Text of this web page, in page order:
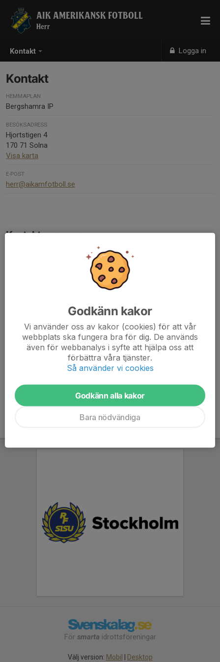
Kontakt Logga in
AIK AMERIKANSK FOTBOLL
Herr
Kontakt
HEMMAPLAN
Bergshamra IP
BESÖKSADRESS
Hjortstigen 4
170 71 Solna
Visa karta
E-POST
herr@aikamfotboll.se
Kontaktpersoner
Anders Johansson
anders.johansson@solna.se
Joshua Akena
Huvudtränare
E-post visas bara för inloggade
Johan Ruz
assisterande lagledare
070-497 79 02
För smarta idrottsföreningar
Välj version: Mobil Desktop
Godkänn kakor
Vi använder oss av kakor (cookies) för att vår
webbplats ska fungera bra för dig. De används
även för webbanalys i syfte att hjälpa oss att
förbättra våra tjänster.
Så använder vi cookies
Godkänn alla kakor
Bara nödvändiga